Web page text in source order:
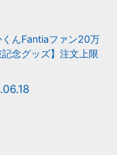
くんFantiaファン20万
記念グッズ】注文上限